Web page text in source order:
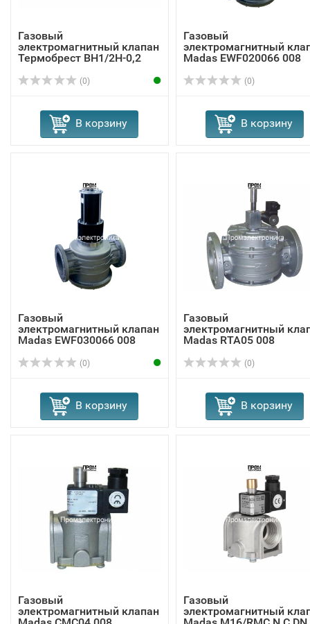
Газовый
электромагнитный клапан
Термобрест ВН1/2Н-0,2
(0)
В корзину
Газовый
электромагнитный
Madas EWF020066 008
(0)
В корзину
Газовый
электромагнитный клапан
Madas EWF030066 008
(0)
В корзину
Газовый
электромагнитный
Madas RTA05 008
(0)
В корзину
Газовый
электромагнитный клапан
Газовый
электромагнитный